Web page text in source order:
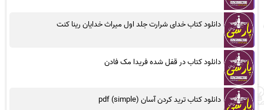
دانلود کتاب خدای شرارت جلد اول میراث خدایان رینا کنت
دانلود کتاب در قفل شده فریدا مک فادن
دانلود کتاب ترید کردن آسان (simple) pdf